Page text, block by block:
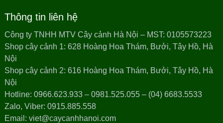
Thông tin liên hệ
Công ty TNHH MTV Cây cảnh Hà Nội – MST: 0105573223
Shop cây cảnh 1: 628 Hoàng Hoa Thám, Bưởi, Tây Hồ, Hà
Nội
Shop cây cảnh 2: 616 Hoàng Hoa Thám, Bưởi, Tây Hồ, Hà
Nội
Hotline: 0966.623.933 – 0981.525.055 – (04) 6683.5533
Zalo, Viber: 0915.885.558
Email: viet@caycanhhanoi.com